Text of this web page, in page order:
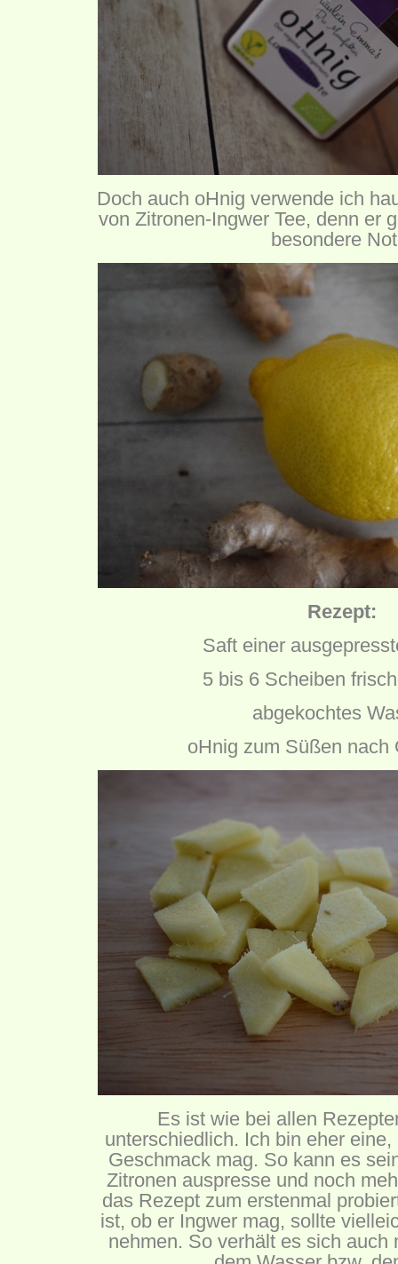
Doch auch oHnig verwende ich
von Zitronen-Ingwer Tee, denn er
besondere
Rezept:
Saft einer
5 bis 6 Scheiben
abgekochtes
oHnig zum Süßen nach
Es ist wie bei allen
unterschiedlich. Ich bin eher eine,
Geschmack mag. So kann es
Zitronen auspresse und noch
das Rezept zum erstenmal
ist, ob er Ingwer mag, sollte
nehmen. So verhält es sich auch